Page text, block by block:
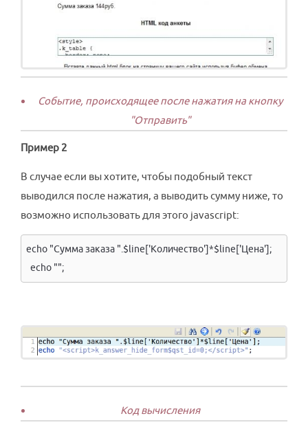
Событие, происходящее после нажатия на кнопку
"Отправить"
Пример 2
В случае если вы хотите, чтобы подобный текст
выводился после нажатия, а выводить сумму ниже, то
возможно использовать для этого javascript:
echo "Сумма заказа ".$line['Количество']*$line['Цена'];
  echo "
";
Код вычисления